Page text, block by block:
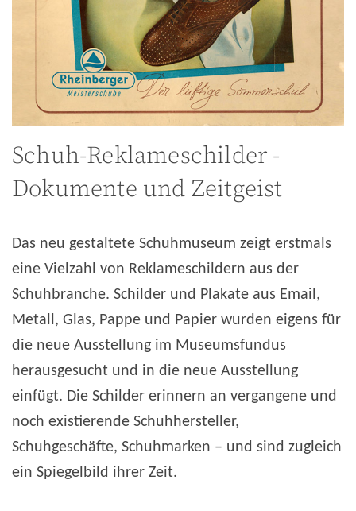
Schuh-Reklameschilder -
Dokumente und Zeitgeist
Das neu gestaltete Schuhmuseum zeigt erstmals
eine Vielzahl von Reklameschildern aus der
Schuhbranche. Schilder und Plakate aus Email,
Metall, Glas, Pappe und Papier wurden eigens für
die neue Ausstellung im Museumsfundus
herausgesucht und in die neue Ausstellung
einfügt. Die Schilder erinnern an vergangene und
noch existierende Schuhhersteller,
Schuhgeschäfte, Schuhmarken – und sind zugleich
ein Spiegelbild ihrer Zeit.